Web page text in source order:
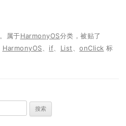
。属于HarmonyOS分类，被贴了
HarmonyOS if List 、onClick 标